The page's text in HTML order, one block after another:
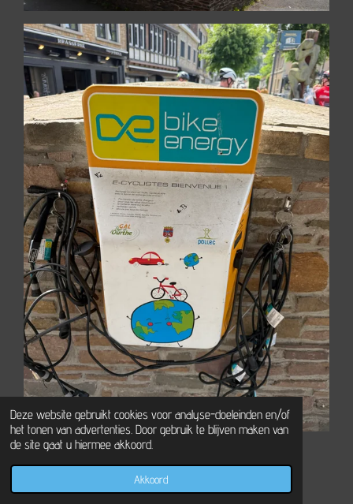
Deze website gebruikt cookies voor analyse-doeleinden en/of
het tonen van advertenties. Door gebruik te blijven maken van
de site gaat u hiermee akkoord.
AkkoordE-mailadres